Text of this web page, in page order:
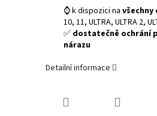
⌚ k dispozici na všechny
10, 11, ULTRA, ULTRA 2,
✅ dostatečně ochrání
nárazu
Detailní informace